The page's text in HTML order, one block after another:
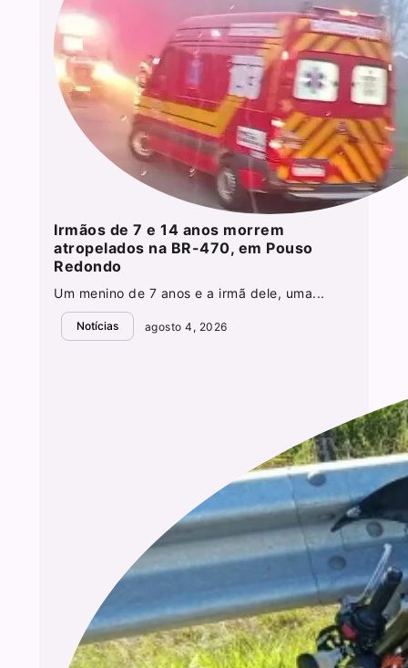
Irmãos de 7 e 14 anos morrem
atropelados na BR-470, em Pouso
Redondo
Um menino de 7 anos e a irmã dele, uma...
Notícias agosto 4, 2026